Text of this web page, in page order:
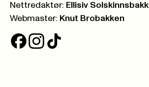
Nettredaktør: Ellisiv Solskinnsbakk
Webmaster: Knut Brobakken